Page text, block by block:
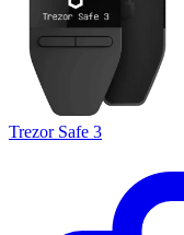
Trezor Safe 3